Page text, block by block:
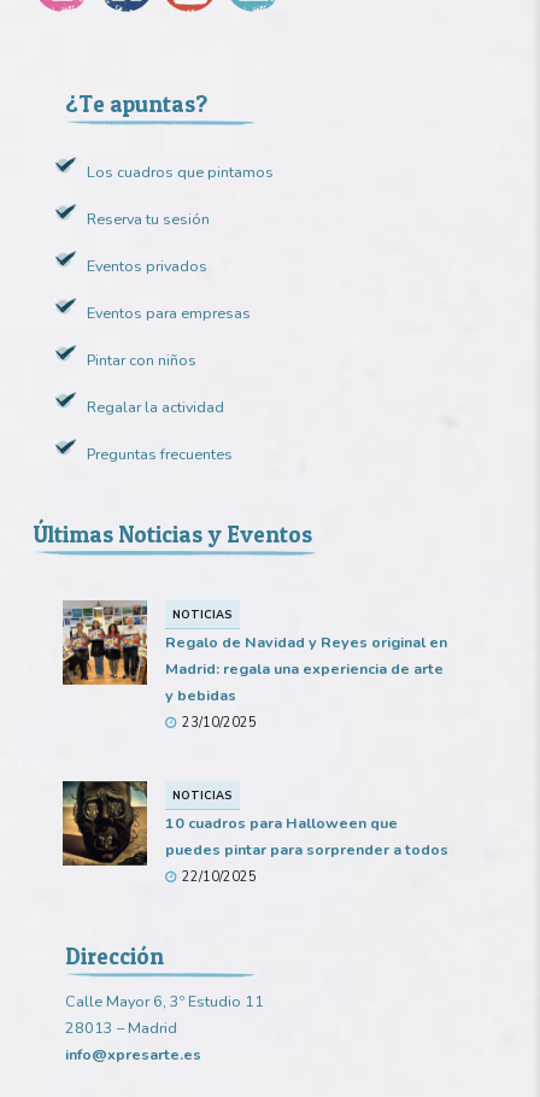
¿Te apuntas?
Los cuadros que pintamos
Reserva tu sesión
Eventos privados
Eventos para empresas
Pintar con niños
Regalar la actividad
Preguntas frecuentes
Últimas Noticias y Eventos
NOTICIAS
Regalo de Navidad y Reyes original en
Madrid: regala una experiencia de arte
y bebidas
23/10/2025
NOTICIAS
10 cuadros para Halloween que
puedes pintar para sorprender a todos
22/10/2025
Dirección
Calle Mayor 6, 3º Estudio 11
28013 – Madrid
info@xpresarte.es